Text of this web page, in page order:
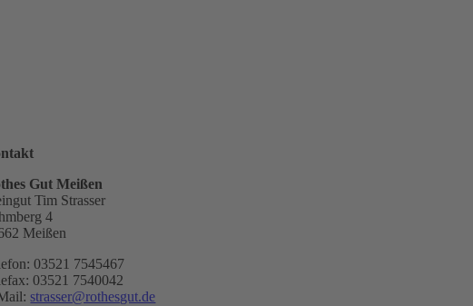
Gut Meißen
Tim Strasser
4
Meißen
03521 7545467
03521 7540042
strasser@rothesgut.de